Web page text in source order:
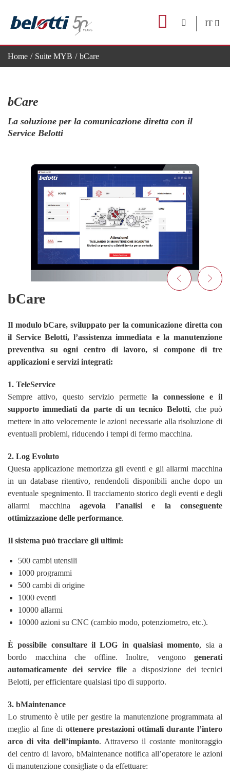
content
IT
Home Suite MYB bCare
bCare
La soluzione per la comunicazione diretta con il
Service Belotti
bCare
Il modulo bCare, sviluppato per la comunicazione diretta con
il Service Belotti, l’assistenza immediata e la manutenzione
preventiva su ogni centro di lavoro, si compone di tre
applicazioni e servizi integrati:
1. TeleService
Sempre attivo, questo servizio permette la connessione e il
supporto immediati da parte di un tecnico Belotti, che può
mettere in atto velocemente le azioni necessarie alla risoluzione di
eventuali problemi, riducendo i tempi di fermo macchina.
2. Log Evoluto
Questa applicazione memorizza gli eventi e gli allarmi macchina
in un database ritentivo, rendendoli disponibili anche dopo un
eventuale spegnimento. Il tracciamento storico degli eventi e degli
allarmi macchina agevola l’analisi e la conseguente
ottimizzazione delle performance.
Il sistema può tracciare gli ultimi:
500 cambi utensili
1000 programmi
500 cambi di origine
1000 eventi
10000 allarmi
10000 azioni su CNC (cambio modo, potenziometro, etc.).
È possibile consultare il LOG in qualsiasi momento, sia a
bordo macchina che offline. Inoltre, vengono generati
automaticamente dei service file a disposizione dei tecnici
Belotti, per efficientare qualsiasi tipo di supporto.
3. bMaintenance
Lo strumento è utile per gestire la manutenzione programmata al
meglio al fine di ottenere prestazioni ottimali durante l’intero
arco di vita dell’impianto. Attraverso il costante monitoraggio
del centro di lavoro, bMaintenance notifica all’operatore le azioni
di manutenzione consigliate o da effettuare: